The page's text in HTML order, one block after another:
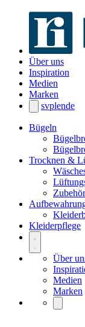
Über uns
Inspiration
Medien
Marken
svplende
Bügeln
Trocknen &
Kleiderpflege
Über
Medien
Marken